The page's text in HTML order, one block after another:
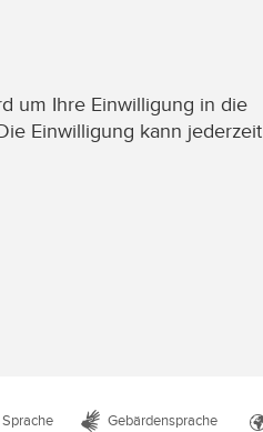
um Ihre Einwilligung in die
Einwilligung kann jederzeit
Gebärdensprache